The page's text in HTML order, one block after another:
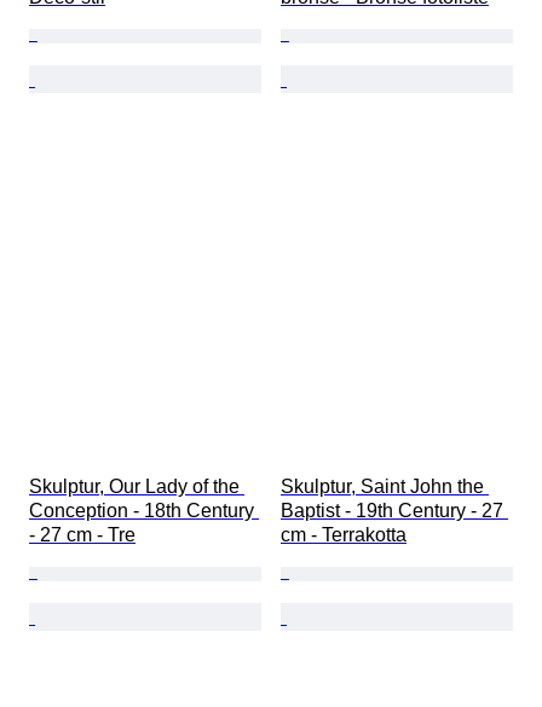
Skulptur, Our Lady of the
Conception - 18th Century
- 27 cm - Tre
Skulptur, Saint John the
Baptist - 19th Century - 27
cm - Terrakotta